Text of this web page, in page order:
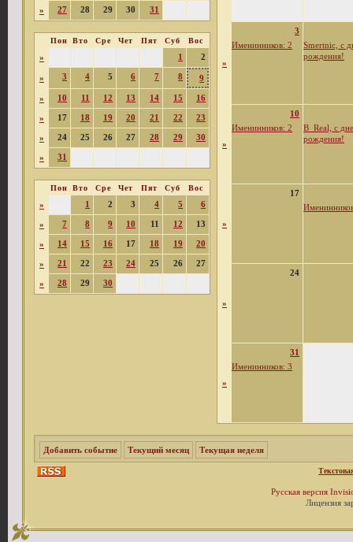
» 27 28 29 30 31
Пон Вто Сре Чет Пят Суб Вос
» 1 2
» 3 4 5 6 7 8 9
» 10 11 12 13 14 15 16
» 17 18 19 20 21 22 23
» 24 25 26 27 28 29 30
» 31
Пон Вто Сре Чет Пят Суб Вос
» 1 2 3 4 5 6
» 7 8 9 10 11 12 13
» 14 15 16 17 18 19 20
» 21 22 23 24 25 26 27
» 28 29 30
»
3
Именинников: 2
Smertnic, с
рождения!
»
10
Именинников: 2
B_Real, с
рождения!
»
17
»
24
»
31
Именинников: 3
Добавить событие Текущий месяц Текущая неделя
Русская версия
Лицензия